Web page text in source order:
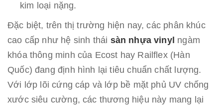
kim loại nặng.
Đặc biệt, trên thị trường hiện nay, các phân khúc
cao cấp như hệ sinh thái sàn nhựa vinyl ngàm
khóa thông minh của Ecost hay Railflex (Hàn
Quốc) đang định hình lại tiêu chuẩn chất lượng.
Với lớp lõi cứng cáp và lớp bề mặt phủ UV chống
xước siêu cường, các thương hiệu này mang lại